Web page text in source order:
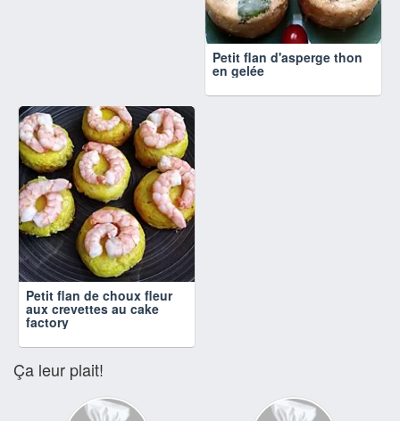
Petit flan d'asperge thon
en gelée
Petit flan de choux fleur
aux crevettes au cake
factory
Ça leur plait!